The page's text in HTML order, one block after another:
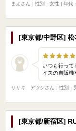
まよさん
| 性別：女性 | 年代
[東京都/中野区] 松
いつも行って
イスの自販機
ササキ アツシさん
| 性別：
[東京都/新宿区]